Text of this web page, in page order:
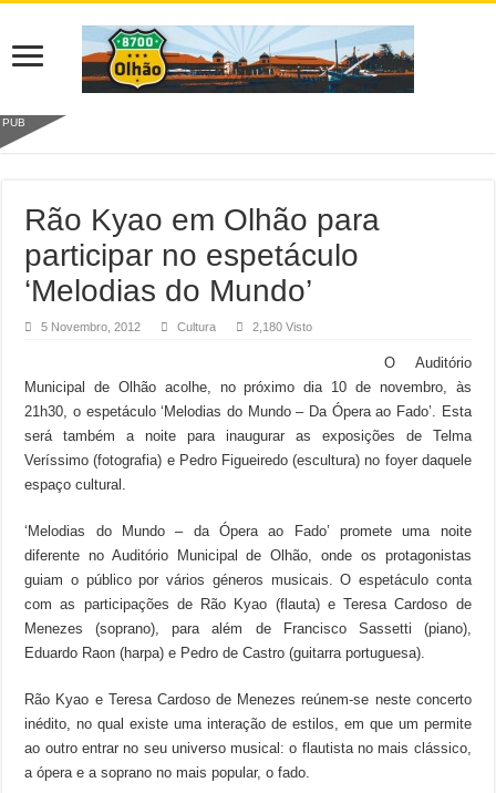
PUB
Rão Kyao em Olhão para
participar no espetáculo
‘Melodias do Mundo’
5 Novembro, 2012 Cultura 2,180 Visto
O Auditório
Municipal de Olhão acolhe, no próximo dia 10 de novembro, às
21h30, o espetáculo ‘Melodias do Mundo – Da Ópera ao Fado’. Esta
será também a noite para inaugurar as exposições de Telma
Veríssimo (fotografia) e Pedro Figueiredo (escultura) no foyer daquele
espaço cultural.
‘Melodias do Mundo – da Ópera ao Fado’ promete uma noite
diferente no Auditório Municipal de Olhão, onde os protagonistas
guiam o público por vários géneros musicais. O espetáculo conta
com as participações de Rão Kyao (flauta) e Teresa Cardoso de
Menezes (soprano), para além de Francisco Sassetti (piano),
Eduardo Raon (harpa) e Pedro de Castro (guitarra portuguesa).
Rão Kyao e Teresa Cardoso de Menezes reúnem-se neste concerto
inédito, no qual existe uma interação de estilos, em que um permite
ao outro entrar no seu universo musical: o flautista no mais clássico,
a ópera e a soprano no mais popular, o fado.